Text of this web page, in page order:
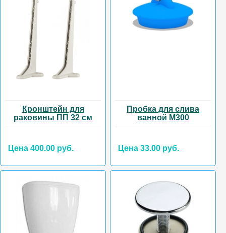
Кронштейн для
раковины ПП 32 см
Цена 400.00 руб.
Пробка для слива
ванной М300
Цена 33.00 руб.